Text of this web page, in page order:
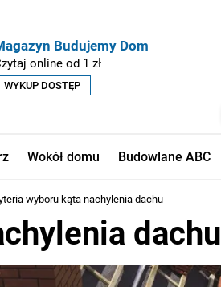
Budujemy Dom
online od 1 zł
WYKUP DOSTĘP
Wokół domu Budowlane ABC
wyboru kąta nachylenia dachu
dachu